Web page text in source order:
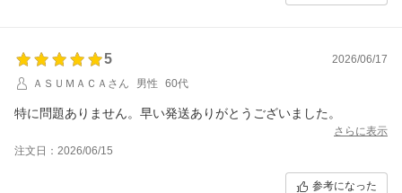
5
2026/06/17
ＡＳＵＭＡＣＡさん
男性 60代
特に問題ありません。早い発送ありがとうございました。
さらに表示
注文日：2026/06/15
参考になった